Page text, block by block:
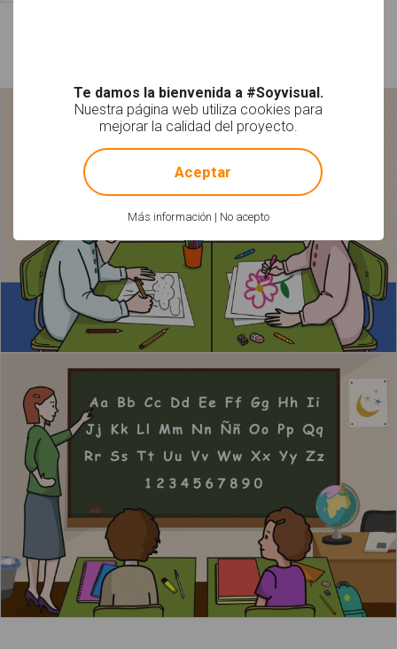
Te damos la bienvenida a #Soyvisual.
Nuestra página web utiliza cookies para
mejorar la calidad del proyecto.
Más información | No acepto
! Not valid!
Aceptar